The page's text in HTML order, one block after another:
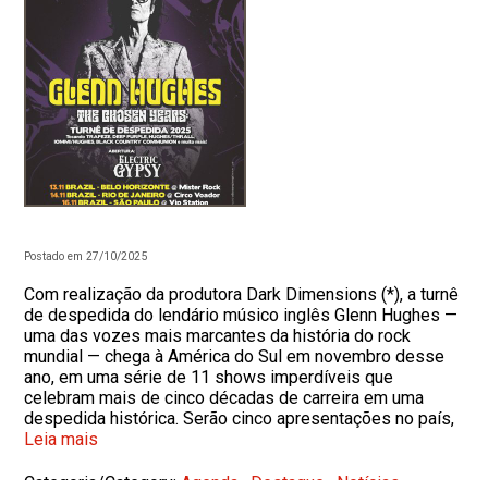
Postado em 27/10/2025
Com realização da produtora Dark Dimensions (*), a turnê
de despedida do lendário músico inglês Glenn Hughes —
uma das vozes mais marcantes da história do rock
mundial — chega à América do Sul em novembro desse
ano, em uma série de 11 shows imperdíveis que
celebram mais de cinco décadas de carreira em uma
despedida histórica.​ Serão cinco apresentações no país,
Leia mais